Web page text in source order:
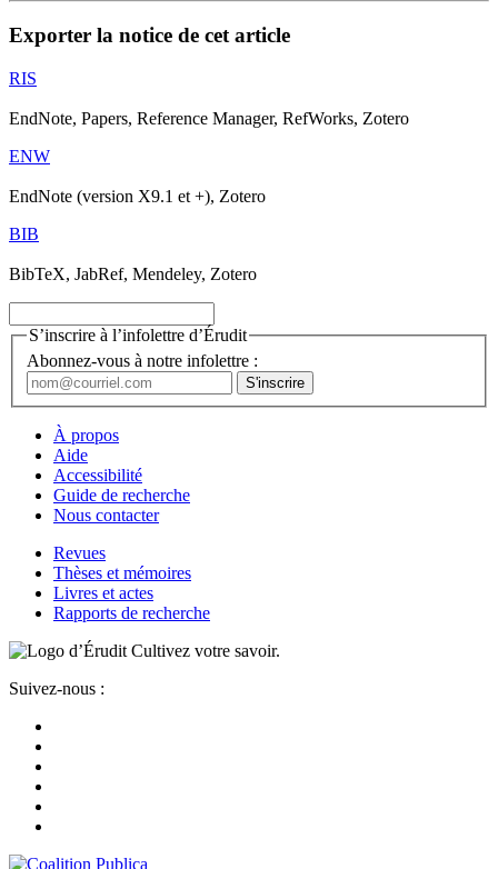
Exporter la notice de cet article
RIS
EndNote, Papers, Reference Manager, RefWorks, Zotero
ENW
EndNote (version X9.1 et +), Zotero
BIB
BibTeX, JabRef, Mendeley, Zotero
S’inscrire à l’infolettre d’Érudit
Abonnez-vous à notre infolettre :
À propos
Aide
Accessibilité
Guide de recherche
Nous contacter
Revues
Thèses et mémoires
Livres et actes
Rapports de recherche
Cultivez votre savoir.
Suivez-nous :